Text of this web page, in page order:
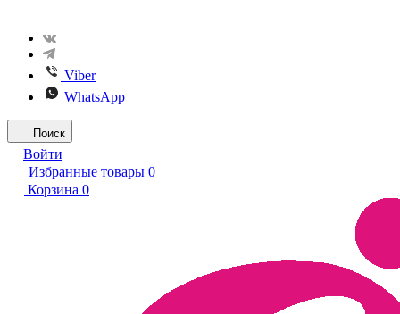
Viber
WhatsApp
Поиск
Войти
Избранные товары 0
Корзина 0